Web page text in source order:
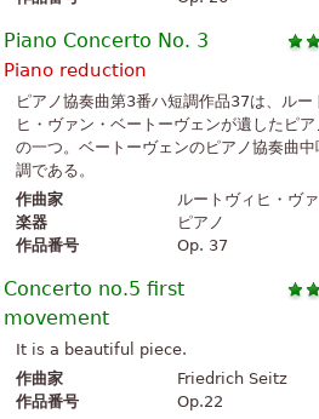
Piano Concerto No. 3
Piano reduction
ピアノ協奏曲第3番ハ短調作品37は、ルー
ヒ・ヴァン・ベートーヴェンが遺したピア
の一つ。ベートーヴェンのピアノ協奏曲中
調である。
作曲家
ルートヴィヒ・ヴ
楽器
ピアノ
作品番号
Op. 37
Concerto no.5 first
movement
It is a beautiful piece.
作曲家
Friedrich Seitz
作品番号
Op.22